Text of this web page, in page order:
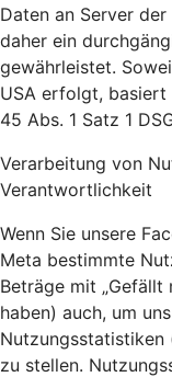
Daten an Server
daher ein
gewährleistet.
USA erfolgt,
45 Abs. 1 Satz 1
Verarbeitung von
Verantwortlichkeit
Wenn Sie unsere
Meta bestimmte
Beträge mit
haben) auch, um
Nutzungsstatistiken
zu stellen.